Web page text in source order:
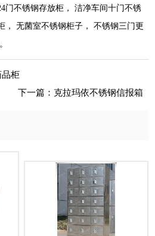
门不锈钢存放柜， 洁净车间十门不锈
， 无菌室不锈钢柜子， 不锈钢三门更
品柜
下一篇： 克拉玛依不锈钢信报箱